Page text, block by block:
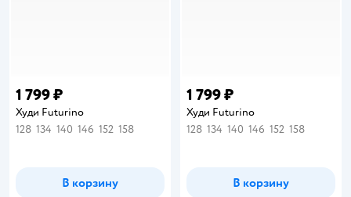
1 799 ₽
Худи Futurino
128 134 140 146 152 158
В корзину
1 799 ₽
Худи Futurino
128 134 140 146 152 158
В корзину